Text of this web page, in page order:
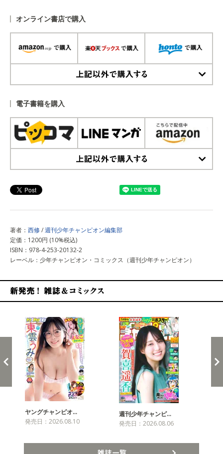
オンライン書店で購入
電子書籍を購入
著者： 西修/週刊少年チャンピオン編集部
定価：1200円 (10%税込)
ISBN：978-4-253-20132-2
レーベル：少年チャンピオン・コミックス（週刊少年チャンピオン）
ヤングチャンピオ…
発売日：2026.08.10
週刊少年チャンピ…
発売日：2026.08.06